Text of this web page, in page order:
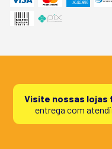
Visite nossas lojas
entrega com